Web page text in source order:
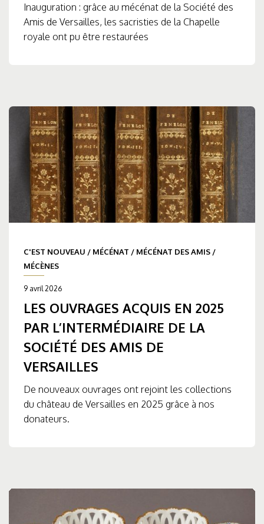
Inauguration : grâce au mécénat de la Société des
Amis de Versailles, les sacristies de la Chapelle
royale ont pu être restaurées
C'EST NOUVEAU / MÉCÉNAT / MÉCÉNAT DES AMIS /
MÉCÈNES
9 avril 2026
LES OUVRAGES ACQUIS EN 2025
PAR L’INTERMÉDIAIRE DE LA
SOCIÉTÉ DES AMIS DE
VERSAILLES
De nouveaux ouvrages ont rejoint les collections
du château de Versailles en 2025 grâce à nos
donateurs.